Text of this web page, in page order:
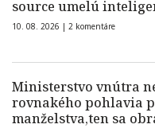
source umelú
10. 08. 2026 | 2 komentáre
Ministerstvo vnútra
rovnakého pohlavia
manželstva,ten sa